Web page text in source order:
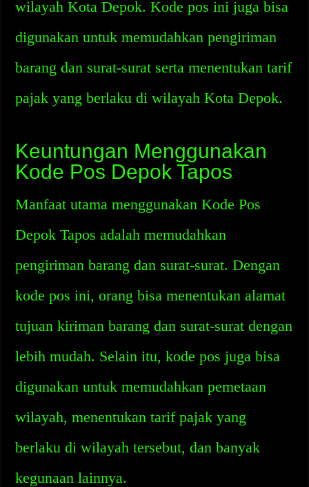
wilayah Kota Depok. Kode pos ini juga bisa
digunakan untuk memudahkan pengiriman
barang dan surat-surat serta menentukan tarif
pajak yang berlaku di wilayah Kota Depok.
Keuntungan Menggunakan
Kode Pos Depok Tapos
Manfaat utama menggunakan Kode Pos
Depok Tapos adalah memudahkan
pengiriman barang dan surat-surat. Dengan
kode pos ini, orang bisa menentukan alamat
tujuan kiriman barang dan surat-surat dengan
lebih mudah. Selain itu, kode pos juga bisa
digunakan untuk memudahkan pemetaan
wilayah, menentukan tarif pajak yang
berlaku di wilayah tersebut, dan banyak
kegunaan lainnya.